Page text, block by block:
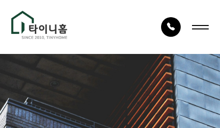
회사안내
회사소개
건축사례
시공사례